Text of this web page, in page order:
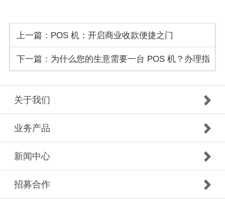
上一篇：POS 机：开启商业收款便捷之门
下一篇：为什么您的生意需要一台 POS 机？办理指
关于我们
业务产品
新闻中心
招募合作